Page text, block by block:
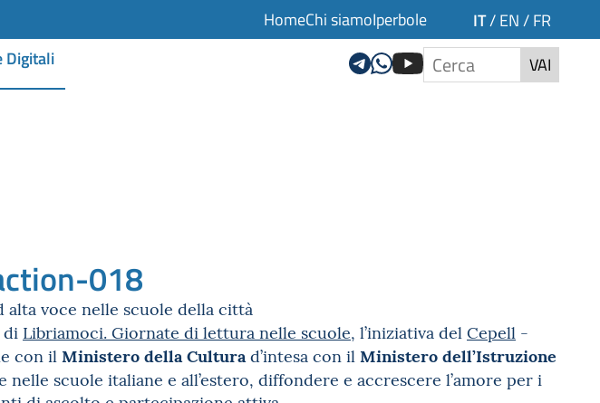
HomeChi siamoIperbole IT/ EN / FR
Digitali VAI
018
voce nelle scuole della città
di Libriamoci. Giornate di lettura nelle scuole, l’iniziativa del Cepell -
con il Ministero della Culturad’intesa con il Ministero dell’Istruzione
scuole italiane e all’estero, diffondere e accrescere l’amore per i